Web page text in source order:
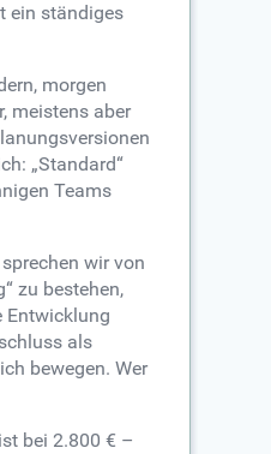
ein ständiges
morgen
meistens aber
„Standard“
Teams
wir von
zu bestehen,
Entwicklung
als
bewegen. Wer
bei 2.800 € –